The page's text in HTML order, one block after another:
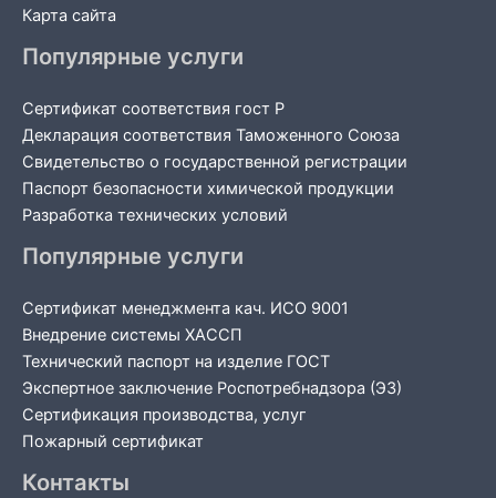
Карта сайта
Популярные услуги
Сертификат соответствия гост Р
Декларация соответствия Таможенного Союза
Свидетельство о государственной регистрации
Паспорт безопасности химической продукции
Разработка технических условий
Популярные услуги
Сертификат менеджмента кач. ИСО 9001
Внедрение системы ХАССП
Технический паспорт на изделие ГОСТ
Экспертное заключение Роспотребнадзора (ЭЗ)
Сертификация производства, услуг
Пожарный сертификат
Контакты